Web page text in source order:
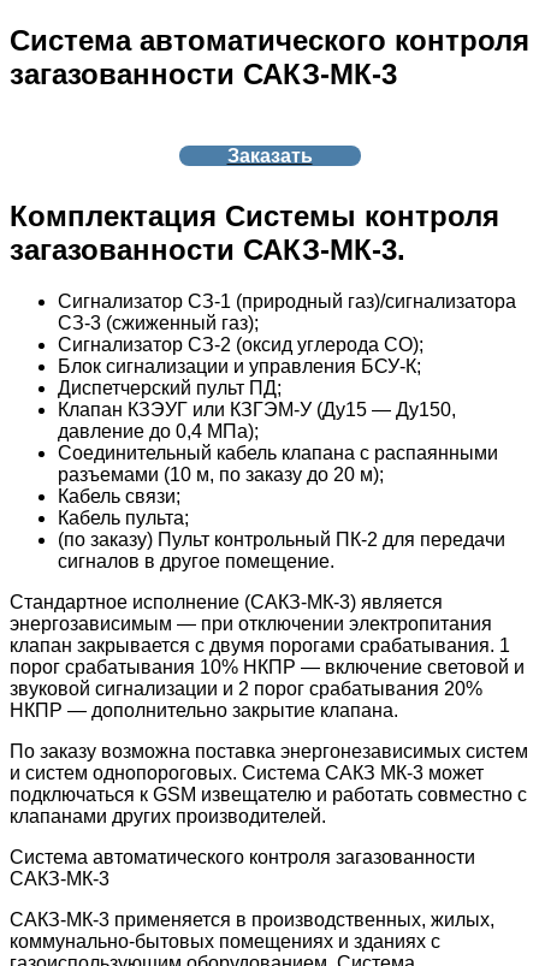
Система автоматического контроля
загазованности САКЗ-МК-3
Заказать
Комплектация Системы контроля
загазованности САКЗ-МК-3.
Сигнализатор СЗ-1 (природный газ)/сигнализатора
СЗ-3 (сжиженный газ);
Сигнализатор СЗ-2 (оксид углерода СО);
Блок сигнализации и управления БСУ-К;
Диспетчерский пульт ПД;
Клапан КЗЭУГ или КЗГЭМ-У (Ду15 — Ду150,
давление до 0,4 МПа);
Соединительный кабель клапана с распаянными
разъемами (10 м, по заказу до 20 м);
Кабель связи;
Кабель пульта;
(по заказу) Пульт контрольный ПК-2 для передачи
сигналов в другое помещение.
Стандартное исполнение (САКЗ-МК-3) является
энергозависимым — при отключении электропитания
клапан закрывается с двумя порогами срабатывания. 1
порог срабатывания 10% НКПР — включение световой и
звуковой сигнализации и 2 порог срабатывания 20%
НКПР — дополнительно закрытие клапана.
По заказу возможна поставка энергонезависимых систем
и систем однопороговых. Система САКЗ МК-3 может
подключаться к GSM извещателю и работать совместно с
клапанами других производителей.
Система автоматического контроля загазованности
САКЗ-МК-3
САКЗ-МК-3 применяется в производственных, жилых,
коммунально-бытовых помещениях и зданиях с